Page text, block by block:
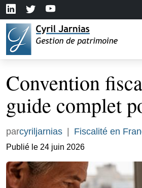
Convention
guide complet
parcyriljarnias Fiscalité en
Publié le 24 juin 2026